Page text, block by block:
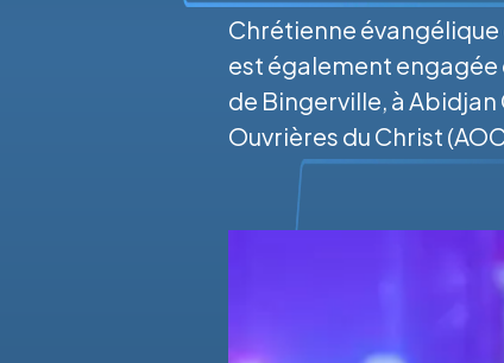
Chrétienne évangélique
est également engagée
de Bingerville, à
Ouvrières du Christ